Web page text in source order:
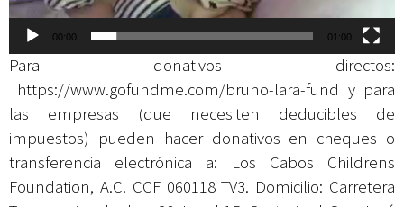
00:00 01:00
Para donativos directos:
https://www.gofundme.com/bruno-lara-fund y para
las empresas (que necesiten deducibles de
impuestos) pueden hacer donativos en cheques o
transferencia electrónica a: Los Cabos Childrens
Foundation, A.C. CCF 060118 TV3. Domicilio: Carretera